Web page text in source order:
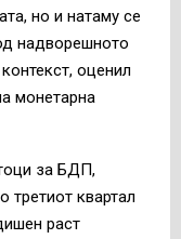
но и натаму се
надворешното
оценил
монетарна
за БДП,
третиот квартал
раст